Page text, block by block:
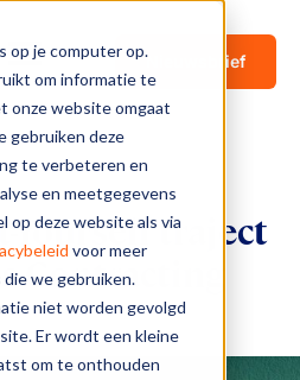
op je computer op.
om informatie te
onze website omgaat
gebruiken deze
te verbeteren en
en meetgegevens
op deze website als via
voor meer
we gebruiken.
niet worden gevolgd
Er wordt een kleine
om te onthouden
Nieuwsbrief
Yourself traject
Contracting